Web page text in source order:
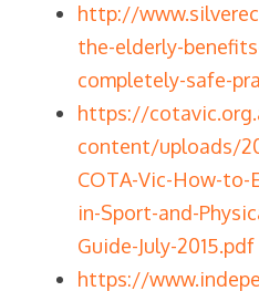
http://
the-elderly-
completely-safe-
https://
content/uploads/
COTA-Vic-How-to-
in-Sport-and-
Guide-July-2015.pdf
https://